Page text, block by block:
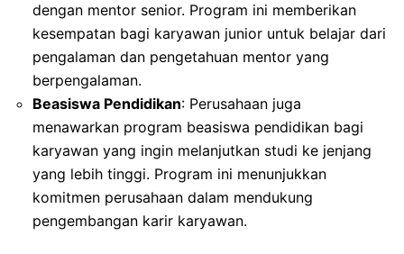
dengan mentor senior. Program ini memberikan
kesempatan bagi karyawan junior untuk belajar dari
pengalaman dan pengetahuan mentor yang
berpengalaman.
Beasiswa Pendidikan: Perusahaan juga
menawarkan program beasiswa pendidikan bagi
karyawan yang ingin melanjutkan studi ke jenjang
yang lebih tinggi. Program ini menunjukkan
komitmen perusahaan dalam mendukung
pengembangan karir karyawan.